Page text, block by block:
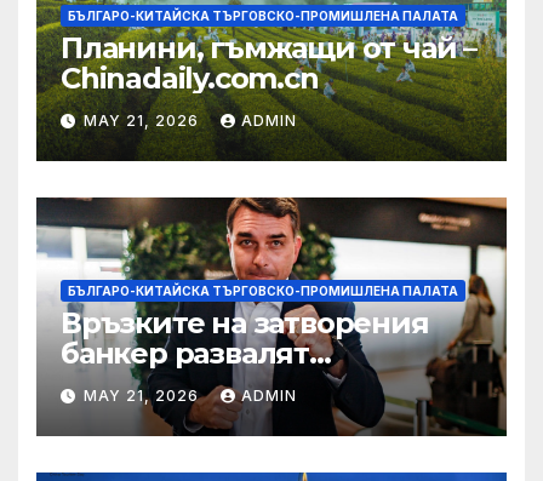
БЪЛГАРО-КИТАЙСКА ТЪРГОВСКО-ПРОМИШЛЕНА ПАЛАТА
Планини, гъмжащи от чай –
Chinadaily.com.cn
MAY 21, 2026 ADMIN
БЪЛГАРО-КИТАЙСКА ТЪРГОВСКО-ПРОМИШЛЕНА ПАЛАТА
Връзките на затворения
банкер развалят
надеждите на Флавио
Болсонаро за президент на
Бразилия
MAY 21, 2026 ADMIN